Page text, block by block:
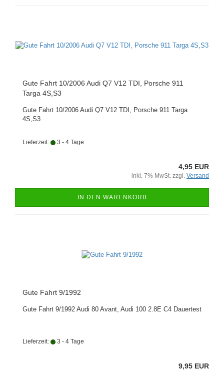
Gute Fahrt 10/2006 Audi Q7 V12 TDI, Porsche 911
Targa 4S,S3
Gute Fahrt 10/2006 Audi Q7 V12 TDI, Porsche 911 Targa
4S,S3
Lieferzeit: 3 - 4 Tage
4,95 EUR
inkl. 7% MwSt. zzgl. Versand
IN DEN WARENKORB
Gute Fahrt 9/1992
Gute Fahrt 9/1992 Audi 80 Avant, Audi 100 2.8E C4 Dauertest
Lieferzeit: 3 - 4 Tage
9,95 EUR